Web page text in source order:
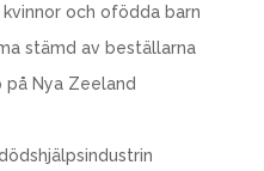
och ofödda barn
stämd av beställarna
på Nya Zeeland